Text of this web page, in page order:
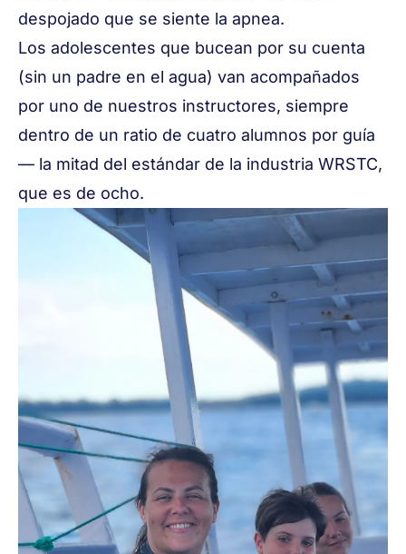
despojado que se siente la apnea.
Los adolescentes que bucean por su cuenta
(sin un padre en el agua) van acompañados
por uno de nuestros instructores, siempre
dentro de un ratio de cuatro alumnos por guía
— la mitad del estándar de la industria WRSTC,
que es de ocho.